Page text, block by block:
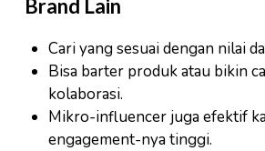
Brand Lain
Cari yang sesuai dengan nilai
Bisa barter produk atau bikin
kolaborasi.
Mikro-influencer juga efektif
engagement-nya tinggi.